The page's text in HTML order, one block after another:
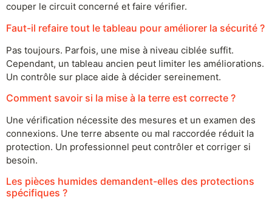
couper le circuit concerné et faire vérifier.
Faut-il refaire tout le tableau pour améliorer la sécurité ?
Pas toujours. Parfois, une mise à niveau ciblée suffit.
Cependant, un tableau ancien peut limiter les améliorations.
Un contrôle sur place aide à décider sereinement.
Comment savoir si la mise à la terre est correcte ?
Une vérification nécessite des mesures et un examen des
connexions. Une terre absente ou mal raccordée réduit la
protection. Un professionnel peut contrôler et corriger si
besoin.
Les pièces humides demandent-elles des protections
spécifiques ?